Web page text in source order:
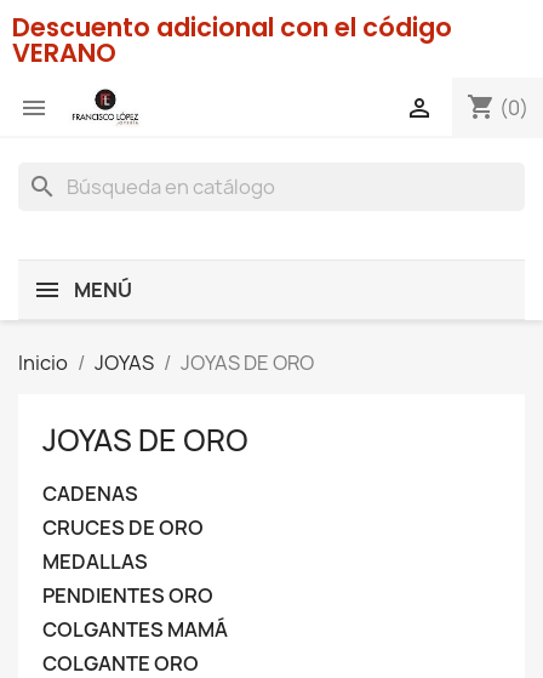
Descuento adicional con el código
VERANO
 shopping_cart (0)

search
MENÚ
Inicio JOYAS JOYAS DE ORO
JOYAS DE ORO
CADENAS
CRUCES DE ORO
MEDALLAS
PENDIENTES ORO
COLGANTES MAMÁ
COLGANTE ORO